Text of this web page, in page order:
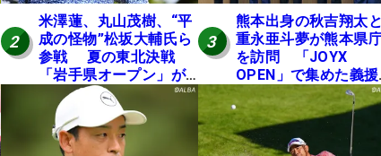
2
米澤蓮、丸山茂樹、“平
成の怪物”松坂大輔氏ら
参戦 夏の東北決戦
「岩手県オープン」が8
日開幕
3
熊本出身の秋吉翔太
重永亜斗夢が熊本県
を訪問 「JOYX
OPEN」で集めた義